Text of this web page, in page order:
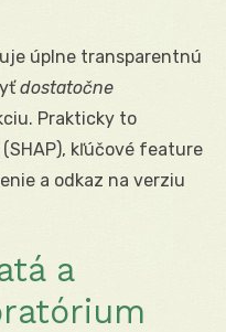
úplne transparentnú
dostatočne
Prakticky to
kľúčové feature
a odkaz na verziu
a